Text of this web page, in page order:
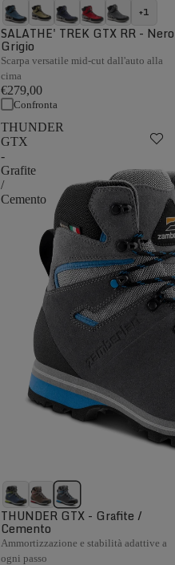
+1
SALATHE' TREK GTX RR - Nero
Grigio
Scarpa versatile mid-cut dall'auto alla
cima
€279,00
Confronta
THUNDER
GTX
-
Grafite
/
Cemento
THUNDER GTX - Grafite /
Cemento
Ammortizzazione e stabilità adattive a
ogni passo